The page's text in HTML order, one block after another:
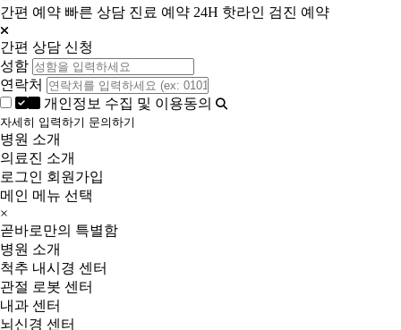
간편 예약 빠른 상담 진료 예약 24H 핫라인 검진 예약
간편 상담 신청
성함
연락처
개인정보 수집 및 이용동의
자세히 입력하기 문의하기
병원 소개
의료진 소개
로그인 회원가입
메인 메뉴 선택
×
곧바로만의 특별함
병원 소개
척추 내시경 센터
관절 로봇 센터
내과 센터
뇌신경 센터